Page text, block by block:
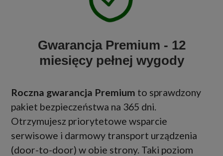
Gwarancja Premium - 12
miesięcy pełnej wygody
Roczna gwarancja Premium to sprawdzony
pakiet bezpieczeństwa na 365 dni.
Otrzymujesz priorytetowe wsparcie
serwisowe i darmowy transport urządzenia
(door-to-door) w obie strony. Taki poziom